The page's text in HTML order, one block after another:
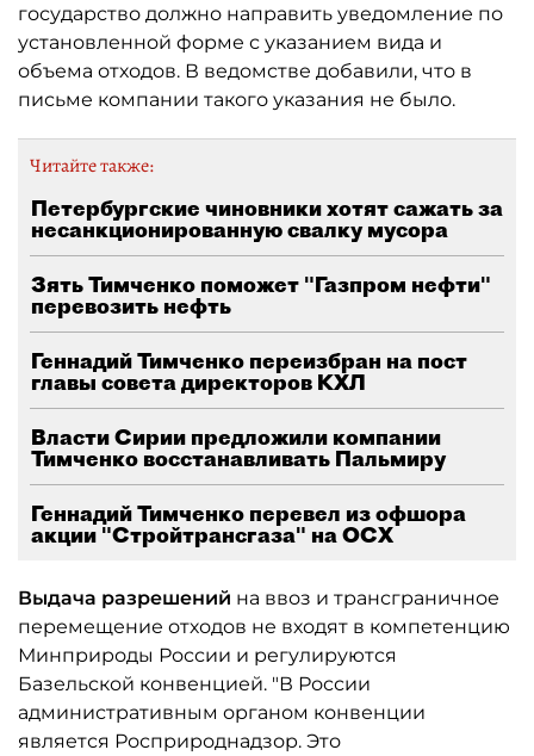
государство должно направить уведомление по
установленной форме с указанием вида и
объема отходов. В ведомстве добавили, что в
письме компании такого указания не было.
Читайте также:
Петербургские чиновники хотят сажать за
несанкционированную свалку мусора
Зять Тимченко поможет "Газпром нефти"
перевозить нефть
Геннадий Тимченко переизбран на пост
главы совета директоров КХЛ
Власти Сирии предложили компании
Тимченко восстанавливать Пальмиру
Геннадий Тимченко перевел из офшора
акции "Стройтрансгаза" на ОСХ
Выдача разрешений на ввоз и трансграничное
перемещение отходов не входят в компетенцию
Минприроды России и регулируются
Базельской конвенцией. "В России
административным органом конвенции
является Росприроднадзор. Это